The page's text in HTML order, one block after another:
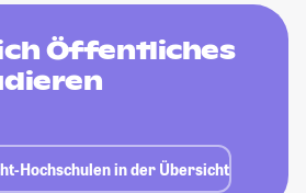
Öffentliches
Hochschulen in der Übersicht